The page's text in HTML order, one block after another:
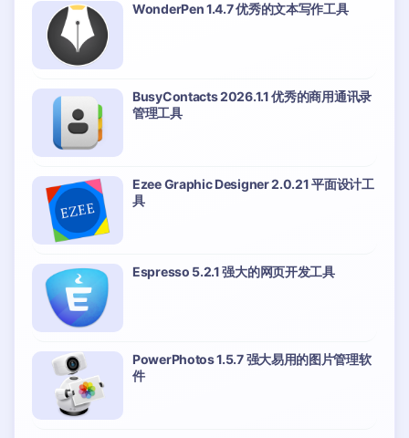
WonderPen 1.4.7 优秀的文本写作工具
BusyContacts 2026.1.1 优秀的商用通讯录
管理工具
Ezee Graphic Designer 2.0.21 平面设计工
具
Espresso 5.2.1 强大的网页开发工具
PowerPhotos 1.5.7 强大易用的图片管理软
件